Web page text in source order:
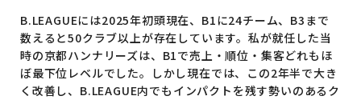
B.LEAGUEには2025年初頭現在、B1に24チーム、B3まで
数えると50クラブ以上が存在しています。私が就任した当
時の京都ハンナリーズは、B1で売上・順位・集客どれもほ
ぼ最下位レベルでした。しかし現在では、この2年半で大き
く改善し、B.LEAGUE内でもインパクトを残す勢いのあるク